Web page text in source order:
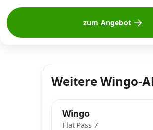
zum Angebot
Weitere Wingo-
Wingo
Flat Pass 7